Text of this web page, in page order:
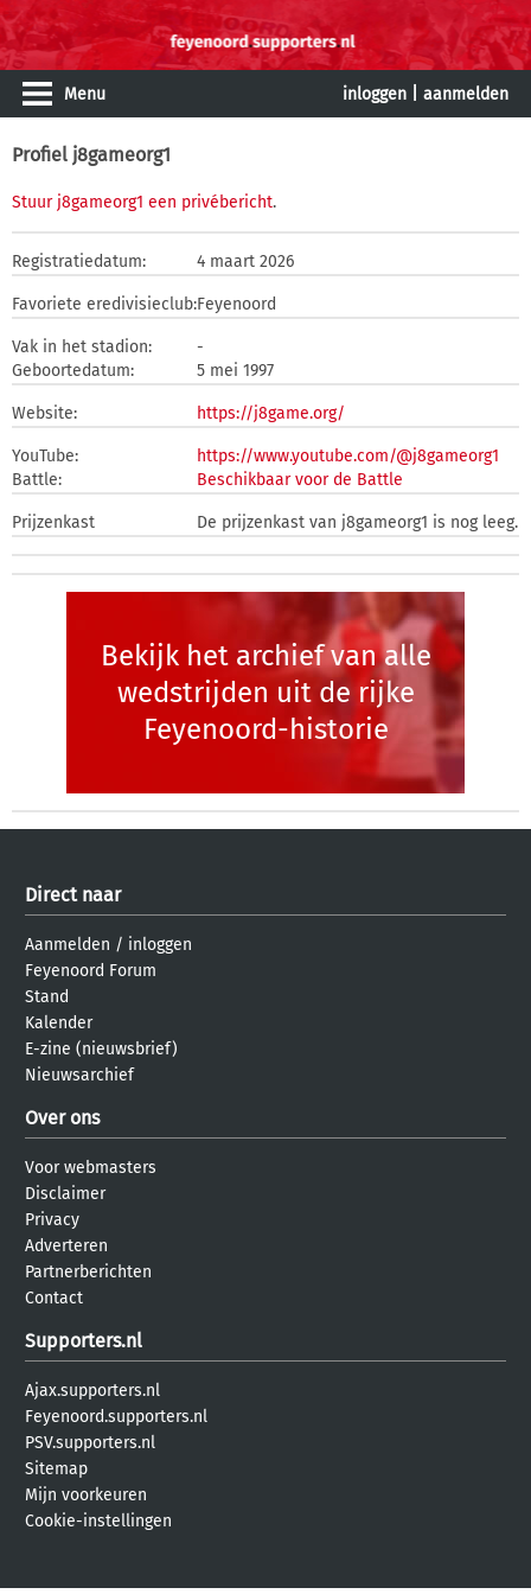
Menu inloggen aanmelden
Profiel j8gameorg1
Stuur j8gameorg1 een privébericht.
Registratiedatum: 4 maart 2026
Favoriete eredivisieclub:Feyenoord
Vak in het stadion:
-
Geboortedatum:
5 mei 1997
Website: https://j8game.org/
YouTube:
https://www.youtube.com/@j8gameorg1
Battle:
Beschikbaar voor de Battle
Prijzenkast De prijzenkast van j8gameorg1 is nog leeg.
Bekijk het archief van alle
wedstrijden uit de rijke
Feyenoord-historie
Direct naar
Aanmelden / inloggen
Feyenoord Forum
Stand
Kalender
E-zine (nieuwsbrief)
Nieuwsarchief
Over ons
Voor webmasters
Disclaimer
Privacy
Adverteren
Partnerberichten
Contact
Supporters.nl
Ajax.supporters.nl
Feyenoord.supporters.nl
PSV.supporters.nl
Sitemap
Mijn voorkeuren
Cookie-instellingen